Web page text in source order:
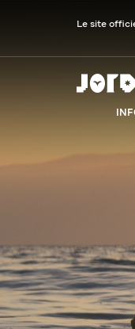
Le site